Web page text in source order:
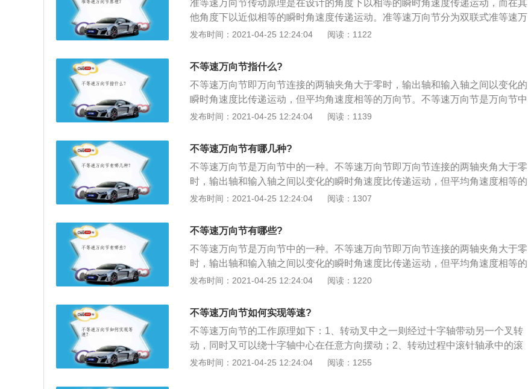
间传动轴及两十字销；3、三销轴式准等速万向节，由两个三销轴，主动偏心轴
叉，从动偏心轴叉组成；4、球面滚轮式准等速万向节，由销轴、球面滚轮、万
向节轴和圆筒组成。滚轮可在槽内做轴向移动，起到伸缩花键作用。滚轮与槽壁
准等速万向节传动原理是在设计的角度下以相等的瞬时角速度传递运动，而在其
他角度下以近似相等的瞬时角速度传递运动。准等速万向节分为双联式准等速万
向节、凸块式准等速万向节、三销轴式准等速万向节以及球面滚轮式准等速万向
速传动装置中的传动轴长度缩短到最小时的万向节；2、凸块式准等速万向节，
由两个万向节又和两个不同形状的凸块组成。其中两凸块相当于双联万向节装置
中的中间传动轴及两十字销；3、三销轴式准等速万向节，由两个三销轴，主动
偏心轴叉，从动偏心轴叉组成；4、球面滚轮式准等速万向节，由销轴、球面滚
轮、万向节轴和圆筒组成。滚轮可在槽内做轴向移动，起到伸缩花键作用。滚轮
发布时间：2021-04-25 12:24:04 阅读：1122
不等速万向节指什么?
不等速万向节即万向节连接的两轴夹角大于零时，输出轴和输入轴之间以变化的
瞬时角速度比传递运动，但平均角速度相等的万向节。不等速万向节是万向节中
的一种。不等速万向节原理如下：1、转动叉中之一则经过十字轴带动另一个叉
滚针可自转，以便减轻摩擦。与输入动力连接的轴称输入轴（又称主动轴），经
万向节输出的轴称输出轴（又称从动轴）；3、在输入、输出轴之间有夹角的条
件下工作，两轴的角速度不等，并因此会导致输出轴及与之相连的传动部件产生
扭转振动和影响这些部件的寿命。
发布时间：2021-04-25 12:24:04 阅读：1139
不等速万向节有哪几种?
不等速万向节是万向节中的一种。不等速万向节即万向节连接的两轴夹角大于零
时，输出轴和输入轴之间以变化的瞬时角速度比传递运动，但平均角速度相等的
万向节。不等速万向节原理如下：1、转动叉中之一则经过十字轴带动另一个叉
滚针可自转，以便减轻摩擦。与输入动力连接的轴称输入轴（又称主动轴），经
万向节输出的轴称输出轴（又称从动轴）；3、在输入、输出轴之间有夹角的条
件下工作，两轴的角速度不等，并因此会导致输出轴及与之相连的传动部件产生
扭转振动和影响这些部件的寿命。
发布时间：2021-04-25 12:24:04 阅读：1307
不等速万向节有哪些?
不等速万向节是万向节中的一种。不等速万向节即万向节连接的两轴夹角大于零
时，输出轴和输入轴之间以变化的瞬时角速度比传递运动，但平均角速度相等的
万向节。不等速万向节原理如下：1、转动叉中之一则经过十字轴带动另一个叉
滚针可自转，以便减轻摩擦。与输入动力连接的轴称输入轴（又称主动轴），经
万向节输出的轴称输出轴（又称从动轴）；3、在输入、输出轴之间有夹角的条
件下工作，两轴的角速度不等，并因此会导致输出轴及与之相连的传动部件产生
扭转振动和影响这些部件的寿命。
发布时间：2021-04-25 12:24:04 阅读：1220
不等速万向节如何实现等速?
不等速万向节的工作原理如下：1、转动叉中之一则经过十字轴带动另一个叉转
动，同时又可以绕十字轴中心在任意方向摆动；2、转动过程中滚针轴承中的滚
针可自转，以便减轻摩擦。与输入动力连接的轴称输入轴（又称主动轴），经万
发布时间：2021-04-25 12:24:04 阅读：1255